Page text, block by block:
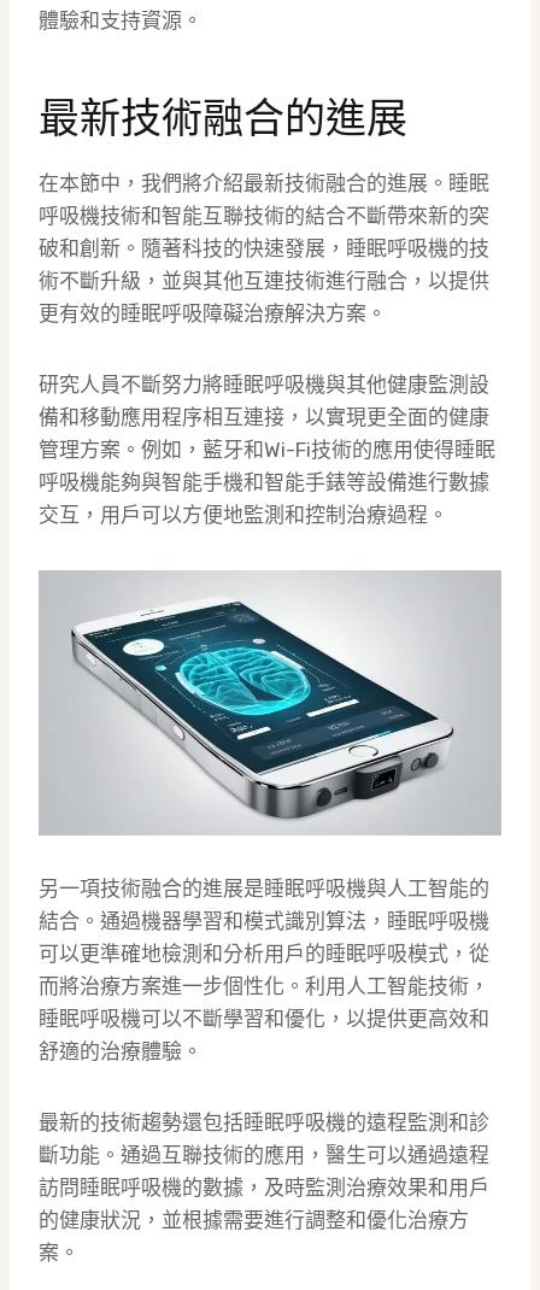
體驗和支持資源。
最新技術融合的進展
在本節中，我們將介紹最新技術融合的進展。睡眠
呼吸機技術和智能互聯技術的結合不斷帶來新的突
破和創新。隨著科技的快速發展，睡眠呼吸機的技
術不斷升級，並與其他互連技術進行融合，以提供
更有效的睡眠呼吸障礙治療解決方案。
研究人員不斷努力將睡眠呼吸機與其他健康監測設
備和移動應用程序相互連接，以實現更全面的健康
管理方案。例如，藍牙和Wi-Fi技術的應用使得睡眠
呼吸機能夠與智能手機和智能手錶等設備進行數據
交互，用戶可以方便地監測和控制治療過程。
另一項技術融合的進展是睡眠呼吸機與人工智能的
結合。通過機器學習和模式識別算法，睡眠呼吸機
可以更準確地檢測和分析用戶的睡眠呼吸模式，從
而將治療方案進一步個性化。利用人工智能技術，
睡眠呼吸機可以不斷學習和優化，以提供更高效和
舒適的治療體驗。
最新的技術趨勢還包括睡眠呼吸機的遠程監測和診
斷功能。通過互聯技術的應用，醫生可以通過遠程
訪問睡眠呼吸機的數據，及時監測治療效果和用戶
的健康狀況，並根據需要進行調整和優化治療方
案。